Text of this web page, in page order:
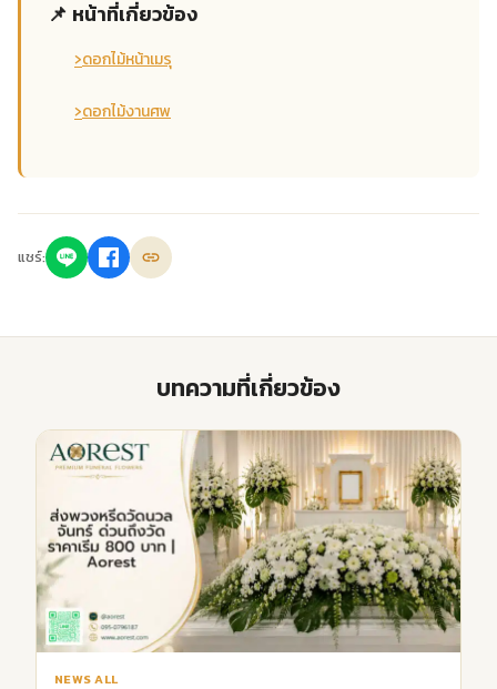
📌 หน้าที่เกี่ยวข้อง
›ดอกไม้หน้าเมรุ
›ดอกไม้งานศพ
แชร์:
บทความที่เกี่ยวข้อง
NEWS ALL